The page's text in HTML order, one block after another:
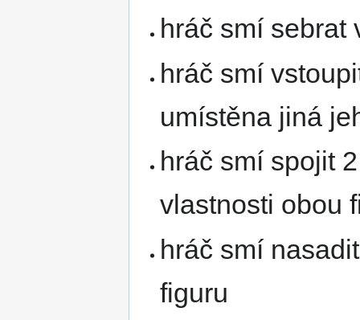
hráč smí sebrat
hráč smí
umístěna jiná
hráč smí spojit
vlastnosti obou
hráč smí
figuru